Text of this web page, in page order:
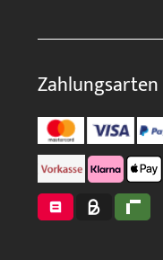
Zahlungsarten